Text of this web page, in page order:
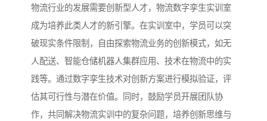
物流行业的发展需要创新型人才，物流数字孪生实训室
成为培养此类人才的新引擎。在实训室中，学员可以突
破现实条件限制，自由探索物流业务的创新模式，如无
人配送、智能仓储机器人集群应用、技术在物流中的实
践等。通过数字孪生技术对创新方案进行模拟验证，评
估其可行性与潜在价值。同时，鼓励学员开展团队协
作，共同解决物流实训中的复杂问题，培养创新思维与